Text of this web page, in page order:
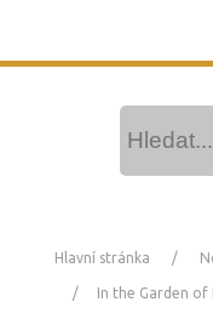
Hlavní stránka
In the Garden of